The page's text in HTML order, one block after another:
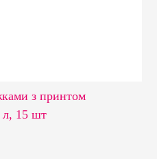
з принтом
л, 15 шт